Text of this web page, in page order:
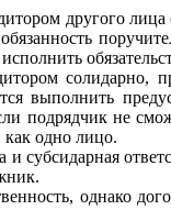
другого
солидарно,
выполнить
не
как одно лицо.
однако